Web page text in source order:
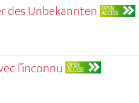
des Unbekannten OPEN
ACCESS
l’inconnu OPEN
ACCESS